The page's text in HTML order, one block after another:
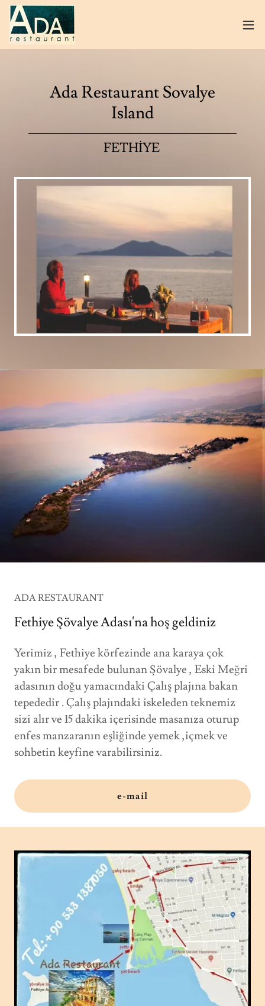
Ada Restaurant Sovalye
Island
FETHİYE
ADA RESTAURANT
Fethiye Şövalye Adası'na hoş geldiniz
Yerimiz , Fethiye körfezinde ana karaya çok
yakın bir mesafede bulunan Şövalye , Eski Meğri
adasının doğu yamacındaki Çalış plajına bakan
tepededir . Çalış plajındaki iskeleden teknemiz
sizi alır ve 15 dakika içerisinde masanıza oturup
enfes manzaranın eşliğinde yemek ,içmek ve
sohbetin keyfine varabilirsiniz.
e-mail